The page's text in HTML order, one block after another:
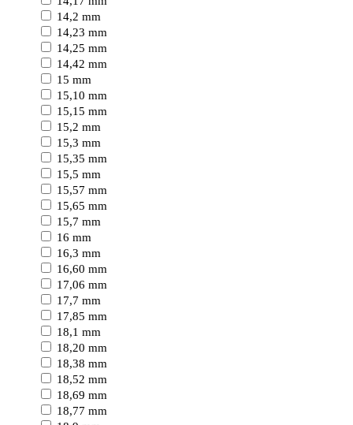
14,2 mm
14,23 mm
14,25 mm
14,42 mm
15 mm
15,10 mm
15,15 mm
15,2 mm
15,3 mm
15,35 mm
15,5 mm
15,57 mm
15,65 mm
15,7 mm
16 mm
16,3 mm
16,60 mm
17,06 mm
17,7 mm
17,85 mm
18,1 mm
18,20 mm
18,38 mm
18,52 mm
18,69 mm
18,77 mm